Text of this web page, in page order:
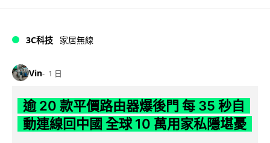
3C科技 家居無線
Vin 1 日
逾 20 款平價路由器爆後門 每 35 秒自
動連線回中國 全球 10 萬用家私隱堪憂